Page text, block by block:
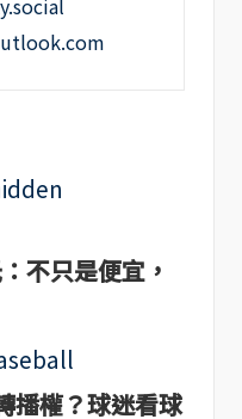
不只是便宜，
播權？球迷看球